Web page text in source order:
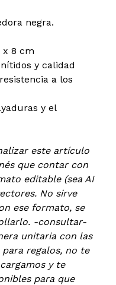
negra.
x 8 cm
y calidad
a los
y el
este artículo
que contar con
editable (sea AI
No sirve
ese formato, se
-consultar-
unitaria con las
regalos, no te
y te
para que